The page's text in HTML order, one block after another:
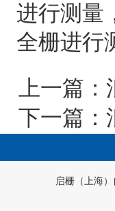
进行测量
全栅进行
上一篇：
下一篇：
启栅（上海